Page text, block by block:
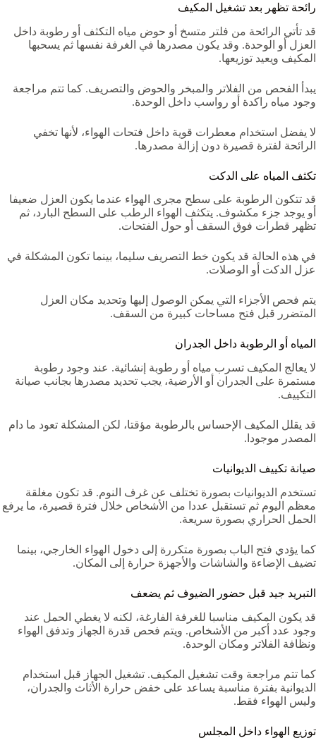
رائحة تظهر بعد تشغيل المكيف
قد تأتي الرائحة من فلتر متسخ أو حوض مياه التكثف أو رطوبة داخل
العزل أو الوحدة. وقد يكون مصدرها في الغرفة نفسها ثم يسحبها
المكيف ويعيد توزيعها.
يبدأ الفحص من الفلاتر والمبخر والحوض والتصريف. كما تتم مراجعة
وجود مياه راكدة أو رواسب داخل الوحدة.
لا يفضل استخدام معطرات قوية داخل فتحات الهواء، لأنها تخفي
الرائحة لفترة قصيرة دون إزالة مصدرها.
تكثف المياه على الدكت
قد تتكون الرطوبة على سطح مجرى الهواء عندما يكون العزل ضعيفا
أو يوجد جزء مكشوف. يتكثف الهواء الرطب على السطح البارد، ثم
تظهر قطرات فوق السقف أو حول الفتحات.
في هذه الحالة قد يكون خط التصريف سليما، بينما تكون المشكلة في
عزل الدكت أو الوصلات.
يتم فحص الأجزاء التي يمكن الوصول إليها وتحديد مكان العزل
المتضرر قبل فتح مساحات كبيرة من السقف.
المياه أو الرطوبة داخل الجدران
لا يعالج المكيف تسرب مياه أو رطوبة إنشائية. عند وجود رطوبة
مستمرة على الجدران أو الأرضية، يجب تحديد مصدرها بجانب صيانة
التكييف.
قد يقلل المكيف الإحساس بالرطوبة مؤقتا، لكن المشكلة تعود ما دام
المصدر موجودا.
صيانة تكييف الديوانيات
تستخدم الديوانيات بصورة تختلف عن غرف النوم. قد تكون مغلقة
معظم اليوم ثم تستقبل عددا من الأشخاص خلال فترة قصيرة، ما يرفع
الحمل الحراري بصورة سريعة.
كما يؤدي فتح الباب بصورة متكررة إلى دخول الهواء الخارجي، بينما
تضيف الإضاءة والشاشات والأجهزة حرارة إلى المكان.
التبريد جيد قبل حضور الضيوف ثم يضعف
قد يكون المكيف مناسبا للغرفة الفارغة، لكنه لا يغطي الحمل عند
وجود عدد أكبر من الأشخاص. ويتم فحص قدرة الجهاز وتدفق الهواء
ونظافة الفلاتر ومكان الوحدة.
كما تتم مراجعة وقت تشغيل المكيف. تشغيل الجهاز قبل استخدام
الديوانية بفترة مناسبة يساعد على خفض حرارة الأثاث والجدران،
وليس الهواء فقط.
توزيع الهواء داخل المجلس